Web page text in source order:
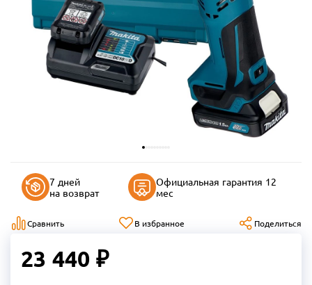
7 дней
на возврат
Официальная гарантия 12
мес
Сравнить В избранное Поделиться
23 440 ₽